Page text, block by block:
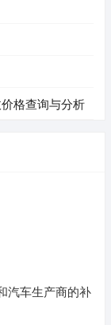
格查询与分析
汽车生产商的补